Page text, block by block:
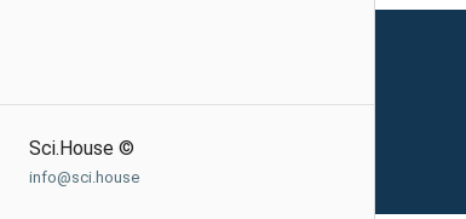
Sci.House ©
info@sci.house